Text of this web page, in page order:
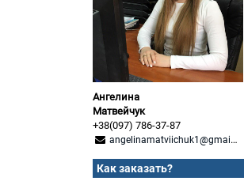
Ангелина
Матвейчук
+38(097) 786-37-87
angelinamatviichuk1@gmail.com
Как заказать?